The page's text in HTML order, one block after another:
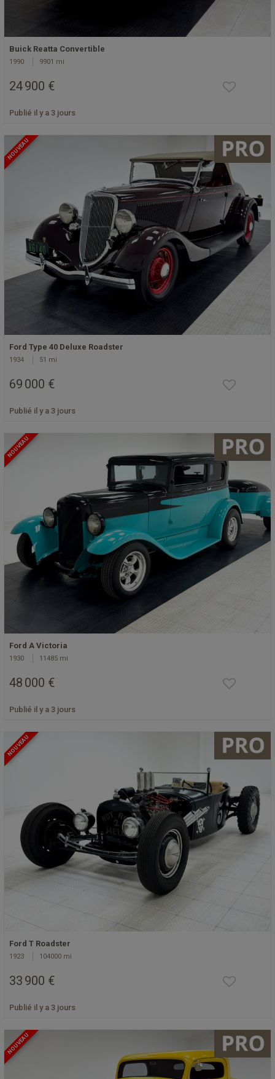
Buick Reatta Convertible
1990 9901 mi
24 900 €
Publié il y a 3 jours
NOUVEAU
Ford Type 40 Deluxe Roadster
1934 51 mi
69 000 €
Publié il y a 3 jours
NOUVEAU
Ford A Victoria
1930 11485 mi
48 000 €
Publié il y a 3 jours
NOUVEAU
Ford T Roadster
1923 104000 mi
33 900 €
Publié il y a 3 jours
NOUVEAU